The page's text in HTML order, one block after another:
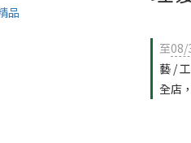
至08/
藝 /
全店